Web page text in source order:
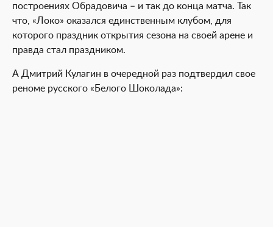
построениях Обрадовича – и так до конца матча. Так
что, «Локо» оказался единственным клубом, для
которого праздник открытия сезона на своей арене и
правда стал праздником.
А Дмитрий Кулагин в очередной раз подтвердил свое
реноме русского «Белого Шоколада»: